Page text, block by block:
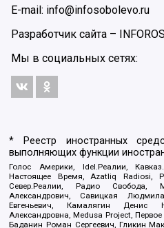
E-mail: info@infosobolevo.ru
Разработчик сайта – INFOROS
Мы в социальных сетях:
* Реестр иностранных
выполняющих функции
Голос Америки, Idel.Реалии,
Настоящее Время, Azatliq Radiosi,
Север.Реалии, Радио Свобода,
Александрович, Савицкая
Евгеньевич, Камалягин Денис
Александровна, Medusa Project,
Баданин Роман Сергеевич, Гликин